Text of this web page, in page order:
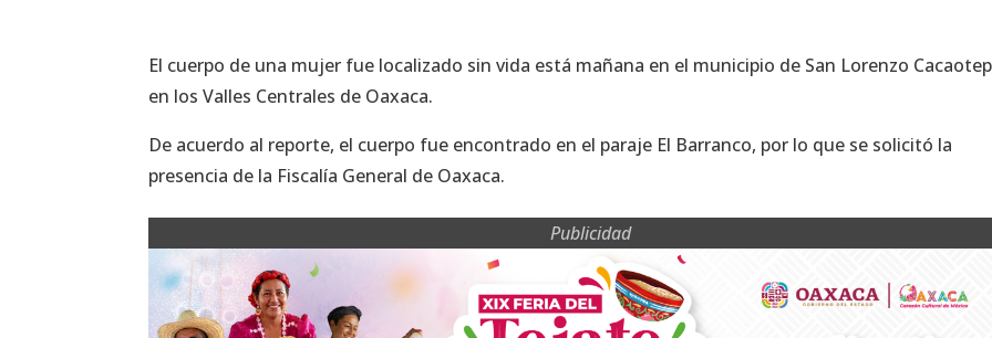
El cuerpo de una mujer fue localizado sin vida está mañana en el municipio de San Lorenzo
en los Valles Centrales de Oaxaca.
De acuerdo al reporte, el cuerpo fue encontrado en el paraje El Barranco, por lo que se solicitó la
presencia de la Fiscalía General de Oaxaca.
Publicidad